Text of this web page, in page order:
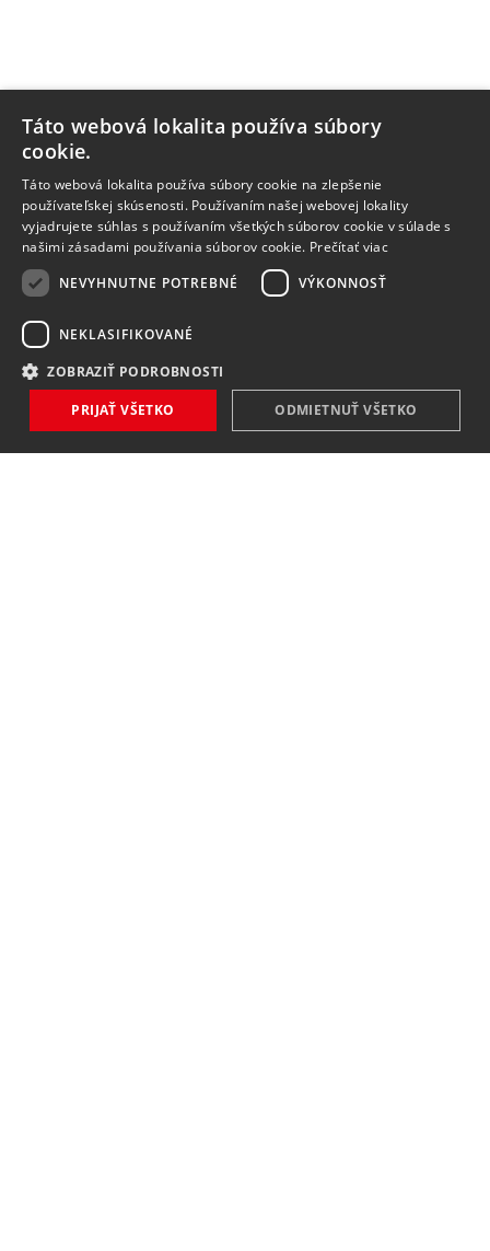
NOVINKY
Táto webová lokalita používa súbory
cookie.
Táto webová lokalita používa súbory cookie na zlepšenie
používateľskej skúsenosti. Používaním našej webovej lokality
vyjadrujete súhlas s používaním všetkých súborov cookie v súlade s
našimi zásadami používania súborov cookie. Prečítať viac
NEVYHNUTNE POTREBNÉ
VÝKONNOSŤ
NEKLASIFIKOVANÉ
ZOBRAZIŤ PODROBNOSTI
PRIJAŤ VŠETKO ODMIETNUŤ VŠETKO